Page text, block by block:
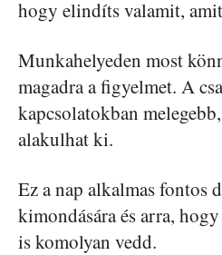
hogy elindíts valamit,
Munkahelyeden most
magadra a figyelmet. A
kapcsolatokban
alakulhat ki.
Ez a nap alkalmas fontos
kimondására és arra,
is komolyan vedd.